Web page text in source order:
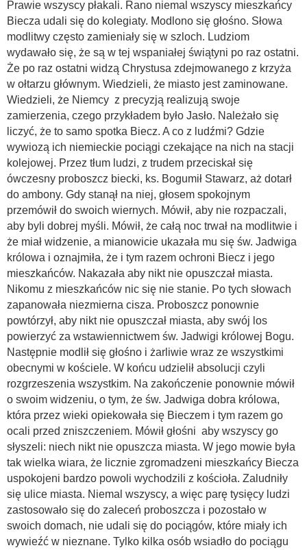
Prawie wszyscy płakali. Rano niemal wszyscy mieszkańcy
Biecza udali się do kolegiaty. Modlono się głośno. Słowa
modlitwy często zamieniały się w szloch. Ludziom
wydawało się, że są w tej wspaniałej świątyni po raz ostatni.
Że po raz ostatni widzą Chrystusa zdejmowanego z krzyża
w ołtarzu głównym. Wiedzieli, że miasto jest zaminowane.
Wiedzieli, że Niemcy z precyzją realizują swoje
zamierzenia, czego przykładem było Jasło. Należało się
liczyć, że to samo spotka Biecz. A co z ludźmi? Gdzie
wywiozą ich niemieckie pociągi czekające na nich na stacji
kolejowej. Przez tłum ludzi, z trudem przeciskał się
ówczesny proboszcz biecki, ks. Bogumił Stawarz, aż dotarł
do ambony. Gdy stanął na niej, głosem spokojnym
przemówił do swoich wiernych. Mówił, aby nie rozpaczali,
aby byli dobrej myśli. Mówił, że całą noc trwał na modlitwie i
że miał widzenie, a mianowicie ukazała mu się św. Jadwiga
królowa i oznajmiła, że i tym razem ochroni Biecz i jego
mieszkańców. Nakazała aby nikt nie opuszczał miasta.
Nikomu z mieszkańców nic się nie stanie. Po tych słowach
zapanowała niezmierna cisza. Proboszcz ponownie
powtórzył, aby nikt nie opuszczał miasta, aby swój los
powierzyć za wstawiennictwem św. Jadwigi królowej Bogu.
Następnie modlił się głośno i żarliwie wraz ze wszystkimi
obecnymi w kościele. W końcu udzielił absolucji czyli
rozgrzeszenia wszystkim. Na zakończenie ponownie mówił
o swoim widzeniu, o tym, że św. Jadwiga dobra królowa,
która przez wieki opiekowała się Bieczem i tym razem go
ocali przed zniszczeniem. Mówił głośni aby wszyscy go
słyszeli: niech nikt nie opuszcza miasta. W jego mowie była
tak wielka wiara, że licznie zgromadzeni mieszkańcy Biecza
uspokojeni bardzo powoli wychodzili z kościoła. Zaludniły
się ulice miasta. Niemal wszyscy, a więc parę tysięcy ludzi
zastosowało się do zaleceń proboszcza i pozostało w
swoich domach, nie udali się do pociągów, które miały ich
wywieźć w nieznane. Tylko kilka osób wsiadło do pociągu